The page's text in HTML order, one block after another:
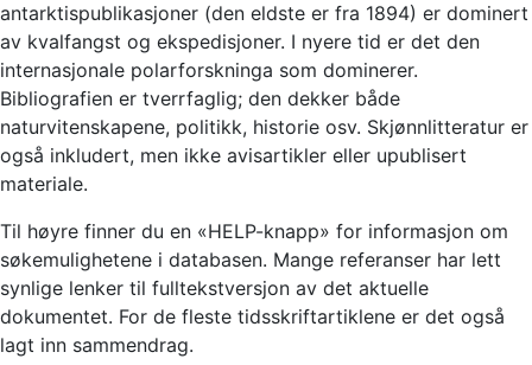
antarktispublikasjoner (den eldste er fra 1894) er dominert
av kvalfangst og ekspedisjoner. I nyere tid er det den
internasjonale polarforskninga som dominerer.
Bibliografien er tverrfaglig; den dekker både
naturvitenskapene, politikk, historie osv. Skjønnlitteratur er
også inkludert, men ikke avisartikler eller upublisert
materiale.
Til høyre finner du en «HELP-knapp» for informasjon om
søkemulighetene i databasen. Mange referanser har lett
synlige lenker til fulltekstversjon av det aktuelle
dokumentet. For de fleste tidsskriftartiklene er det også
lagt inn sammendrag.